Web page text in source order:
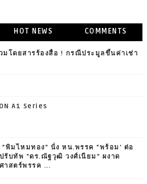
HOT NEWS COMMENTS
มโดยสารร้องสื่อ ! กรณีประมูลขึ้นค่าเช่า
A1 Series
"พิมไหมทอง" นั่ง หน.พรรค "พร้อม' ต่อ
รับทัพ "ดร.ณัฐวุฒิ วงศ์เนียม" ผงาด
าสตร์พรรค ...